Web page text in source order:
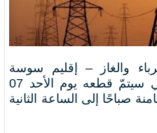
والغاز – إقليم سوسة
الشمالية - أن التيار الكهربائي سيتمّ قطعه يوم الأحد 07
الثامنة صباحًا إلى الساعة الثانية